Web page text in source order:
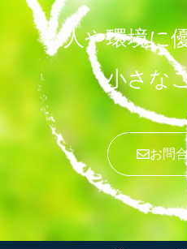
人や環境に
小さな
お問